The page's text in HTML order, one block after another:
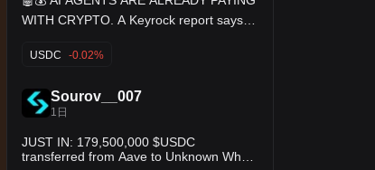
WITH CRYPTO. A Keyrock report says AI
blockchain transactions over the past
year. And here’s the crazy part: most of
🧠 Black Titan Take: The next big crypto
users may not be humans—they could
be AI agents.
USDC -0.02%
Sourov__007
1日
JUST IN: 179,500,000 $USDC
transferred from Aave to Unknown Whale